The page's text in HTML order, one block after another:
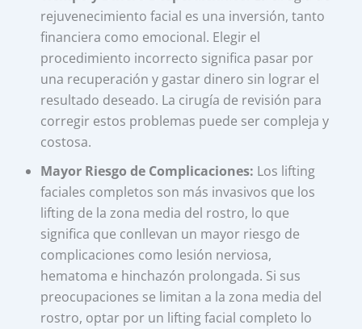
rejuvenecimiento facial es una inversión, tanto
financiera como emocional. Elegir el
procedimiento incorrecto significa pasar por
una recuperación y gastar dinero sin lograr el
resultado deseado. La cirugía de revisión para
corregir estos problemas puede ser compleja y
costosa.
Mayor Riesgo de Complicaciones: Los lifting
faciales completos son más invasivos que los
lifting de la zona media del rostro, lo que
significa que conllevan un mayor riesgo de
complicaciones como lesión nerviosa,
hematoma e hinchazón prolongada. Si sus
preocupaciones se limitan a la zona media del
rostro, optar por un lifting facial completo lo